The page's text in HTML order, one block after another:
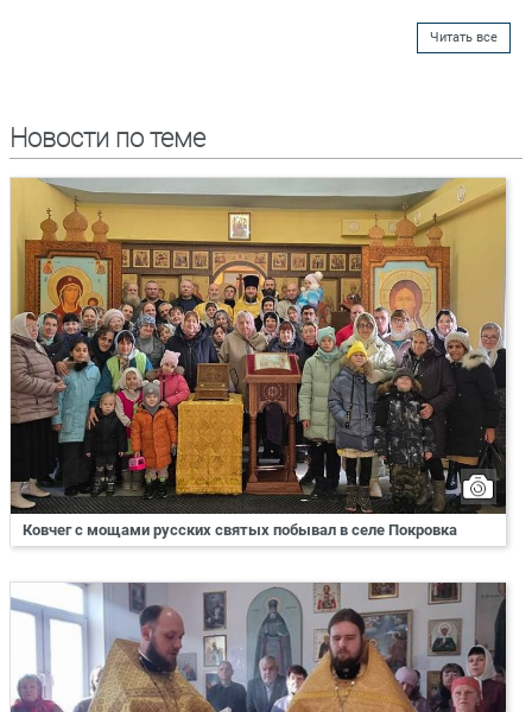
Читать все
Новости по теме
Ковчег с мощами русских святых побывал в селе Покровка